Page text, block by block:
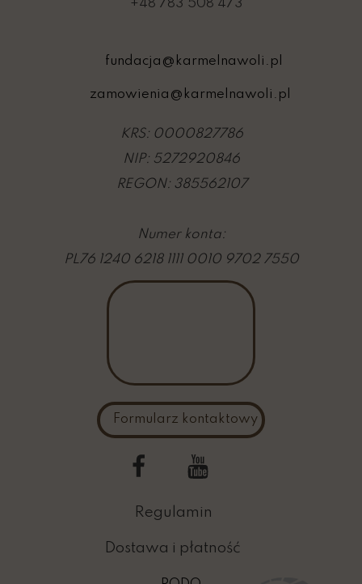
+48 783 508 473
zamowienia@karmelnawoli.pl
fundacja@karmelnawoli.pl
KRS: 0000827786
NIP: 5272920846
REGON: 385562107
Numer konta:
PL76 1240 6218 1111 0010 9702 7550
Regulamin
Formularz kontaktowy
Dostawa i płatność